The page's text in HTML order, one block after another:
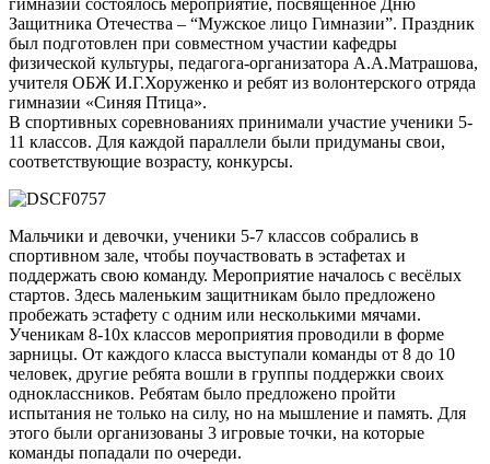
гимназии состоялось мероприятие, посвященное Дню
Защитника Отечества – “Мужское лицо Гимназии”. Праздник
был подготовлен при совместном участии кафедры
физической культуры, педагога-организатора А.А.Матрашова,
учителя ОБЖ И.Г.Хоруженко и ребят из волонтерского отряда
гимназии «Синяя Птица».
В спортивных соревнованиях принимали участие ученики 5-
11 классов. Для каждой параллели были придуманы свои,
соответствующие возрасту, конкурсы.
Мальчики и девочки, ученики 5-7 классов собрались в
спортивном зале, чтобы поучаствовать в эстафетах и
поддержать свою команду. Мероприятие началось с весёлых
стартов. Здесь маленьким защитникам было предложено
пробежать эстафету с одним или несколькими мячами.
Ученикам 8-10х классов мероприятия проводили в форме
зарницы. От каждого класса выступали команды от 8 до 10
человек, другие ребята вошли в группы поддержки своих
одноклассников. Ребятам было предложено пройти
испытания не только на силу, но на мышление и память. Для
этого были организованы 3 игровые точки, на которые
команды попадали по очереди.